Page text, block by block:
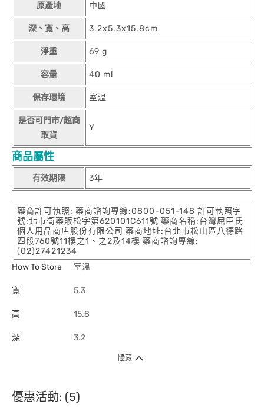
原產地 中國
深、寬、高 3.2x5.3x15.8cm
淨重 69 g
容量 40 ml
保存環境 室溫
是否可門市/超商
取貨
Y
商品屬性
有效期限 3年
藥商許可執照: 藥商諮詢專線:0800-051-148 許可執照字
號:北市衛藥販松字第620101C611號 藥商名稱:台灣屈臣氏
個人用品商店股份有限公司 藥商地址:台北市松山區八德路
四段760號11樓之1、之2及14樓 藥商諮詢專線:
(02)27421234
How To Store
室溫
寬 5.3
高 15.8
深 3.2
隱藏
優惠活動: (5)